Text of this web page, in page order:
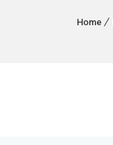
Home